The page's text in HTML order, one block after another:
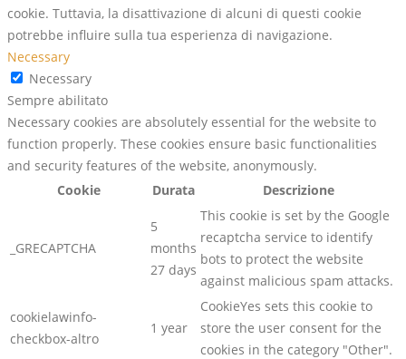
cookie. Tuttavia, la disattivazione di alcuni di questi cookie
potrebbe influire sulla tua esperienza di navigazione.
Necessary
Necessary
Sempre abilitato
Necessary cookies are absolutely essential for the website to
function properly. These cookies ensure basic functionalities
and security features of the website, anonymously.
Cookie
Durata Descrizione
_GRECAPTCHA
5
months
27 days
This cookie is set by the Google
recaptcha service to identify
bots to protect the website
against malicious spam attacks.
cookielawinfo-
checkbox-altro
1 year
CookieYes sets this cookie to
store the user consent for the
cookies in the category "Other".